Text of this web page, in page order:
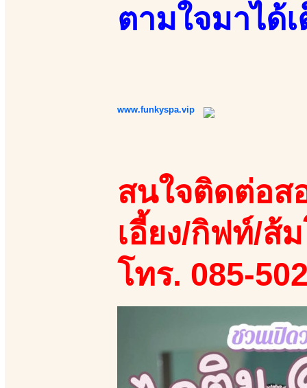
ตามใจมาได้
www.funkyspa.vip
สนใจติดต่อส
เอี้ยง/กิฟท์/ส้
โทร. 085-